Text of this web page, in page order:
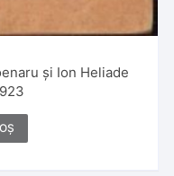
și Ion Heliade